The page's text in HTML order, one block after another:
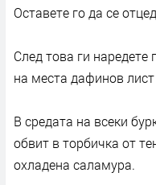
Оставете го да се
След това ги наредете
на места дафинов
В средата на всеки
обвит в торбичка от
охладена саламура.